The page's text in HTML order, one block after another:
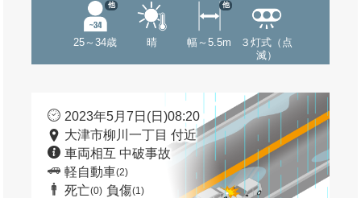
25～34歳
他
晴 幅～5.5m
他
３灯式（点
滅）
2023年5月7日(日)08:20
大津市柳川一丁目 付近
車両相互 中破事故
軽自動車(2)
死亡(0) 負傷(1)